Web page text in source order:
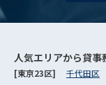
人気エリアから貸事
[東京23区] 千代田区